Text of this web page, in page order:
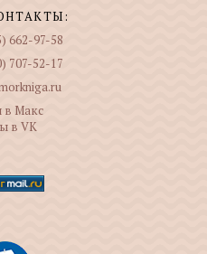
662-97-58
707-52-17
Макс
в VK